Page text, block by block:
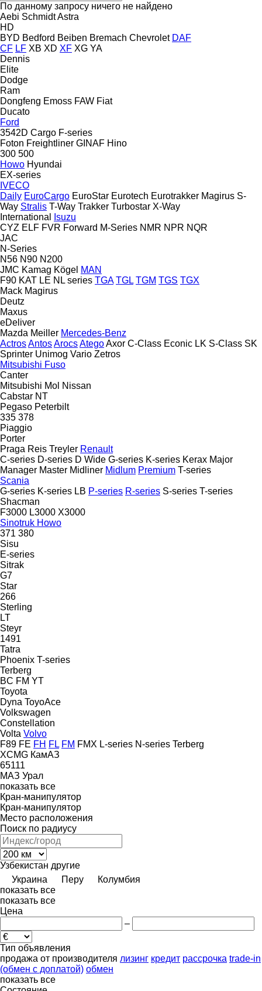
По данному запросу ничего не найдено
Aebi SchmidtAstra
HD
BYD Bedford Beiben Bremach Chevrolet DAF
CF LF XB XD XF XG YA
Dennis
Elite
Dodge
Ram
Dongfeng Emoss FAW Fiat
Ducato
Ford
3542D Cargo F-series
Foton Freightliner GINAF Hino
300 500
Howo Hyundai
EX-series
IVECO
Daily EuroCargo EuroStar Eurotech Eurotrakker Magirus S-
Way Stralis T-Way Trakker Turbostar X-Way
International
Isuzu
CYZ ELF FVR Forward M-Series NMR NPR NQR
JAC
N-Series
N56 N90 N200
JMC Kamag Kögel MAN
F90 KAT LE NL series TGA TGL TGM TGS TGX
Mack Magirus
Deutz
Maxus
eDeliver
Mazda Meiller Mercedes-Benz
ActrosAntosArocsAtegoAxor C-Class Econic LK S-Class SK
Sprinter Unimog Vario Zetros
Mitsubishi Fuso
Canter
Mitsubishi Mol Nissan
Cabstar NT
Pegaso Peterbilt
335 378
Piaggio
Porter
Praga Reis Treyler Renault
C-series D-series D Wide G-series K-series Kerax Major
Manager Master Midliner Midlum Premium T-series
Scania
G-series K-series LB P-series R-series S-series T-series
Shacman
F3000 L3000 X3000
Sinotruk Howo
371 380
Sisu
E-series
Sitrak
G7
Star
266
Sterling
LT
Steyr
1491
Tatra
Phoenix T-series
Terberg
BC FM YT
Toyota
Dyna ToyoAce
Volkswagen
Constellation
Volta Volvo
F89 FE FH FL FM FMX L-series N-series Terberg
XCMG КамАЗ
65111
МАЗ Урал
показать все
Кран-манипулятор
Кран-манипулятор
Место расположения
Поиск по радиусу
Узбекистан другие
Украина
Перу
Колумбия
показать все
показать все
Цена
–
Тип объявления
продажа от производителя лизинг кредит рассрочка trade-in
(обмен с доплатой) обмен
показать все